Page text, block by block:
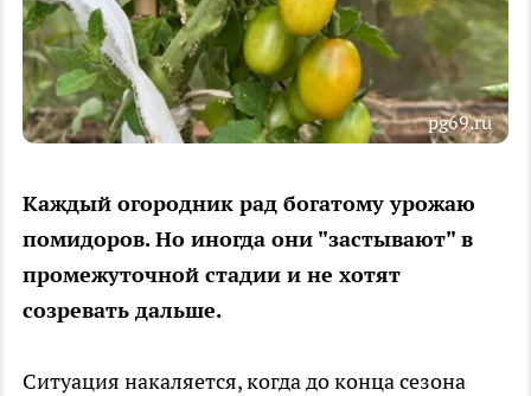
pg69.ru
Каждый огородник рад богатому урожаю
помидоров. Но иногда они "застывают" в
промежуточной стадии и не хотят
созревать дальше.
Ситуация накаляется, когда до конца сезона